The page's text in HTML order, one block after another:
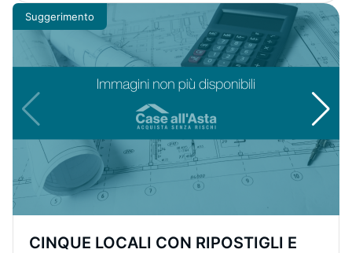
Suggerimento
CINQUE LOCALI CON RIPOSTIGLI E